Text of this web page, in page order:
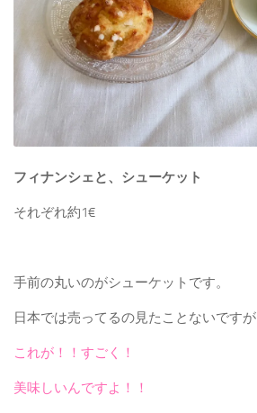
フィナンシェと、シューケット
それぞれ約1€
手前の丸いのがシューケットです。
日本では売ってるの見たことないですが
これが！！すごく！
美味しいんですよ！！